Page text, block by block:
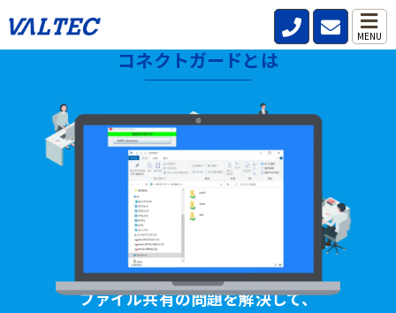
MENU
製品・サービス>ファイル共有サーバー【コネクトガード】
ファイル共有の問題を解決して、
コネクトガードとは